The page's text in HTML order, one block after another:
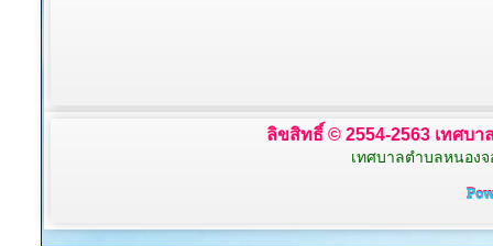
ลิขสิทธิ์ © 2554-2563 เทศบ
เทศบาลตำบลหนองจ